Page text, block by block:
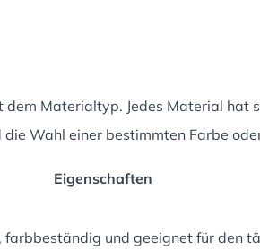
Materialtyp. Jedes Material hat
Wahl einer bestimmten Farbe
Eigenschaften
und geeignet für den